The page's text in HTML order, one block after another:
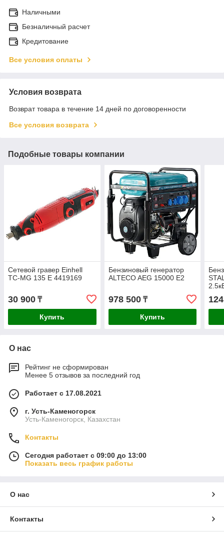
Наличными
Безналичный расчет
Кредитование
Все условия оплаты
Условия возврата
Возврат товара в течение 14 дней по договоренности
Все условия возврата
Подобные товары компании
Сетевой гравер Einhell
TC-MG 135 E 4419169
30 900 ₸
Купить
Бензиновый генератор
ALTECO AEG 15000 E2
978 500₸
Купить
О нас
Рейтинг не сформирован
Менее 5 отзывов за последний год
Работает с 17.08.2021
г. Усть-Каменогорск
Усть-Каменогорск, Казахстан
Контакты
Сегодня работает с 09:00 до 13:00
Показать весь график работы
О нас
Контакты